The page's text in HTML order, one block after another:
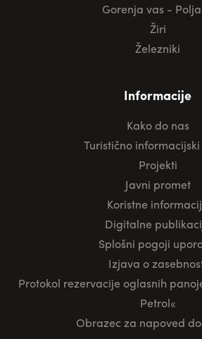
Gorenja vas -
Žiri
Železniki
Informacije
Kako do nas
Turistično
Projekti
Javni promet
Koristne
Digitalne
Splošni pogoji
Izjava o
Protokol rezervacije oglasnih
Petrol«
Obrazec za napoved